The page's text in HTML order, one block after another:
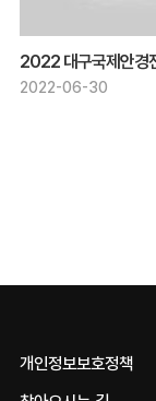
2022-06-30
개인정보보호정책